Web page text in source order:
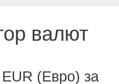
валют
(Евро) за